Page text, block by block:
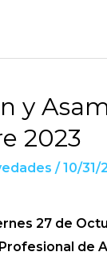
y
2023
/10/31/
27 de
de